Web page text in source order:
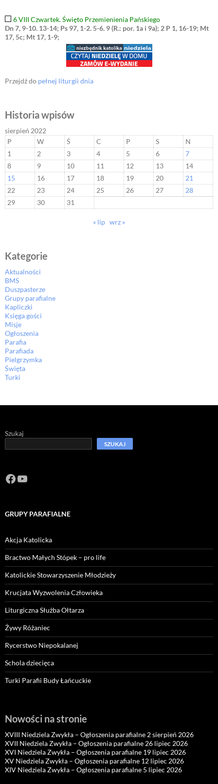
6 VIII Czwartek. Święto Przemienienia Pańskiego
Dn 7, 9-10. 13-14; Ps 97, 1-2. 5-6. 9 (R.: por. 1a i 9a); 2 P 1, 16-19; Mt
17, 5c; Mt 17, 1-9;
Przejdź do pełnej liturgii dnia
Historia wpisów
sierpień 2022
P
W Ś C P S
N
1
2 3 4 5 6
7
8
9 10 11 12 13
14
15
16 17 18 19 20
21
22
23 24 25 26 27
28
29
30 31
« lip wrz »
Kategorie
Aktualności
BMS
Duszpasterze
Grupy parafialne
Kapliczki
Księga gości
Misje
Ogłoszenia
Parafia
Parafiada
Pielgrzymka
Święta
Turki
Szukaj
SZUKAJ
Facebook
https://www.youtube.com/channel/
GRUPY PARAFIALNE
Akcja Katolicka
Bractwo Małych Stópek – pro life
Katolickie Stowarzyszenie Młodzieży
Krucjata Wyzwolenia Człowieka
Liturgiczna Służba Ołtarza
Żywy Różaniec
Rycerstwo Niepokalanej
Schola dziecięca
Turki Parafii Budy Łańcuckie
Nowości na stronie
XVIII Niedziela Zwykła – Ogłoszenia parafialne 2 sierpień 2026
XVII Niedziela Zwykła – Ogłoszenia parafialne 26 lipiec 2026
XVI Niedziela Zwykła – Ogłoszenia parafialne 19 lipiec 2026
XV Niedziela Zwykła – Ogłoszenia parafialne 12 lipiec 2026
XIV Niedziela Zwykła – Ogłoszenia parafialne 5 lipiec 2026